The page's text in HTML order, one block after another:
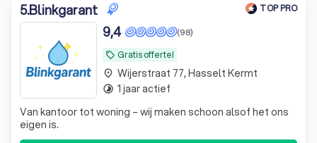
5.Blinkgarant TOP PRO
local_offer Gratis offerte!
(98)
9,4
Van kantoor tot woning – wij maken schoon alsof het ons
eigen is.
place Wijerstraat 77, Hasselt Kermt
timelapse 1 jaar actief